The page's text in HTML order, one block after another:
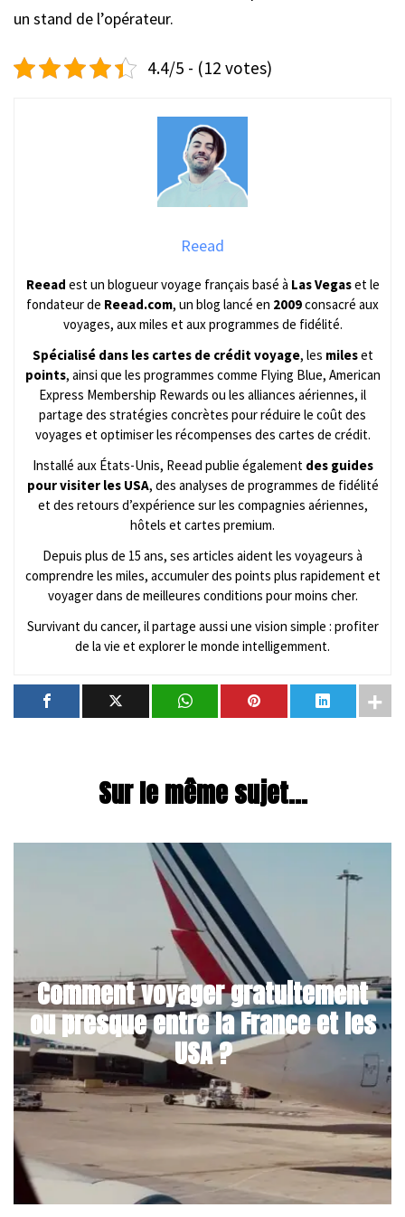
un stand de l’opérateur.
4.4/5 - (12 votes)
Reead
Reead est un blogueur voyage français basé à Las Vegaset le
fondateur de Reead.com, un blog lancé en 2009consacré aux
voyages, aux miles et aux programmes de fidélité.
Spécialisé dans les cartes de crédit voyage, les mileset
points, ainsi que les programmes comme Flying Blue, American
Express Membership Rewards ou les alliances aériennes, il
partage des stratégies concrètes pour réduire le coût des
voyages et optimiser les récompenses des cartes de crédit.
Installé aux États-Unis, Reead publie également des guides
pour visiter les USA, des analyses de programmes de fidélité
et des retours d’expérience sur les compagnies aériennes,
hôtels et cartes premium.
Depuis plus de 15 ans, ses articles aident les voyageurs à
comprendre les miles, accumuler des points plus rapidement et
voyager dans de meilleures conditions pour moins cher.
Survivant du cancer, il partage aussi une vision simple : profiter
de la vie et explorer le monde intelligemment.
Sur le même sujet...
Comment voyager gratuitement
ou presque entre la France et les
USA ?